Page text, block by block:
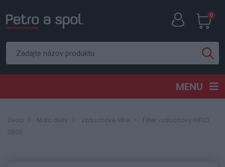
0
MENU
Úvod Moto diely Vzduchové filtre
Filter vzduchový HIFLO
3802